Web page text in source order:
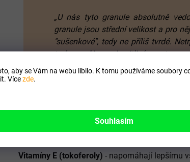
aby se Vám na webu líbilo. K tomu používáme soubory
Vícezde.
Souhlasím
„U nás tyto granule absolutně
granule jsou střední velikost a pro
"sušenkové", tedy ne příliš tvrdé.
trpí na průjmy a je citlivé na
vše v nejlepším pořádku..“ Monika z
- zabraňuje
zamezuje viklání a vypadávání zubů.
Obsah vitamínu A- příznivě působí na zrak a
Vitamíny E (tokoferoly) - napomáhají lepšímu